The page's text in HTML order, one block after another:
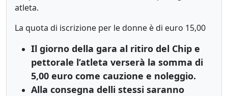
atleta.
La quota di iscrizione per le donne è di euro 15,00
Il giorno della gara al ritiro del Chip e
pettorale l’atleta verserà la somma di
5,00 euro come cauzione e noleggio.
Alla consegna delli stessi saranno